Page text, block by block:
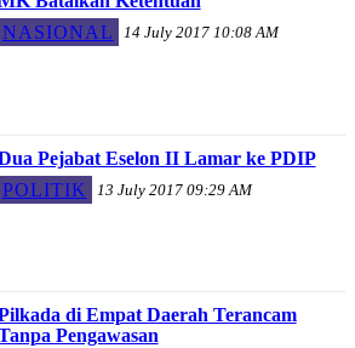
NASIONAL
14 July 2017 10:08 AM
Pejabat Eselon II Lamar ke PDIP
POLITIK
13 July 2017 09:29 AM
di Empat Daerah Terancam
Pengawasan